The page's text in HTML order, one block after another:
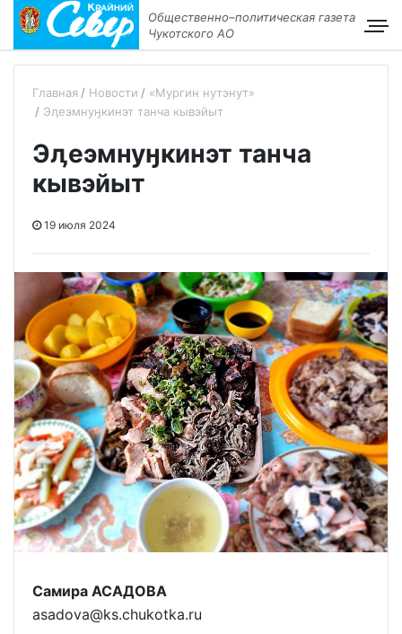
Общественно–политическая газета
Чукотского АО
Главная Новости
«Мургин нутэнут»
Эӆеэмнуӈкинэт танча кывэйыт
Эӆеэмнуӈкинэт танча
кывэйыт
19 июля 2024
Самира АСАДОВА
asadova@ks.chukotka.ru